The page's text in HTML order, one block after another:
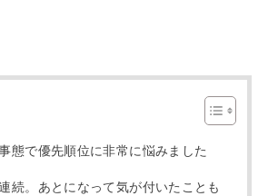
態で優先順位に非常に悩みました
続。あとになって気が付いたことも